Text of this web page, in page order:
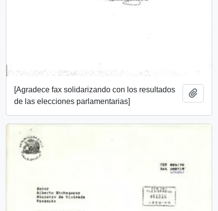
[Agradece fax solidarizando con los resultados
de las elecciones parlamentarias]